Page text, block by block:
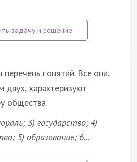
понятий. Все они,
двух, характеризуют
общества.
3) государство; 4)
5) образование; 6…